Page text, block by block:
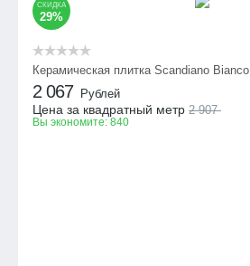
СКИДКА
29%
Керамическая плитка Scandiano Bianco
2 067 Рублей
Цена за квадратный метр 2 907
Вы экономите: 840